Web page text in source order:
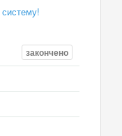
закончено